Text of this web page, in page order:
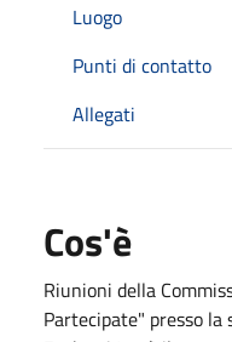
Luogo
Punti di contatto
Allegati
Cos'è
Riunioni della
Partecipate" presso la